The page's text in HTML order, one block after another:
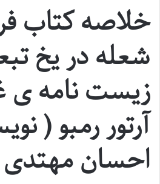
خلاصه کتاب
شعله در یخ
زیست نامه ی
آرتور رمبو (
احسان